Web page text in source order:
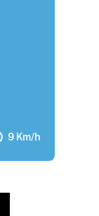
9 Km/h